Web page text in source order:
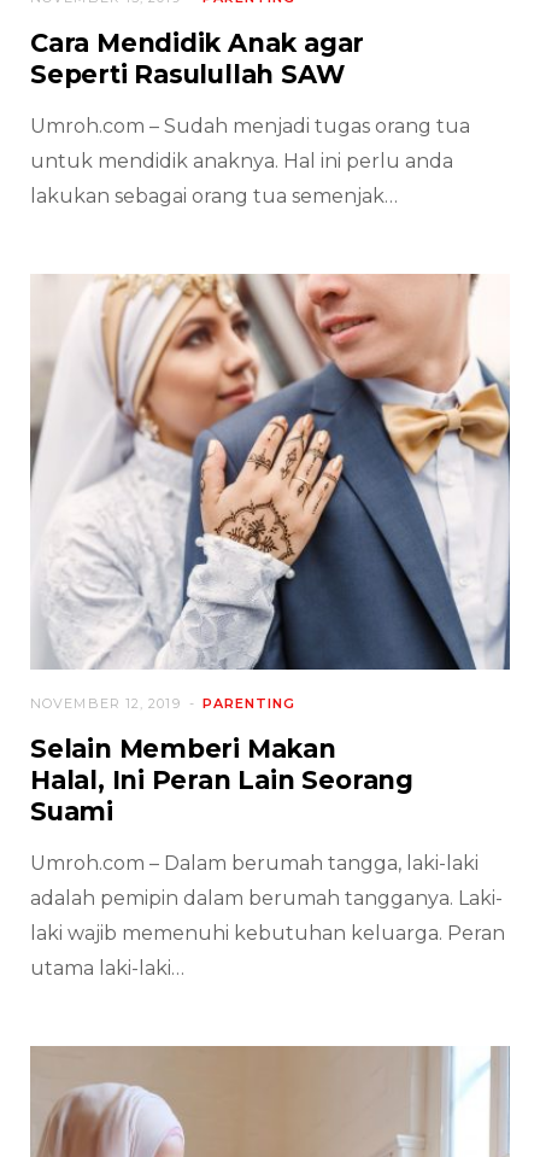
Cara Mendidik Anak agar
Seperti Rasulullah SAW
Umroh.com – Sudah menjadi tugas orang tua
untuk mendidik anaknya. Hal ini perlu anda
lakukan sebagai orang tua semenjak…
PARENTING
NOVEMBER 12, 2019
Selain Memberi Makan
Halal, Ini Peran Lain Seorang
Suami
Umroh.com – Dalam berumah tangga, laki-laki
adalah pemipin dalam berumah tangganya. Laki-
laki wajib memenuhi kebutuhan keluarga. Peran
utama laki-laki…